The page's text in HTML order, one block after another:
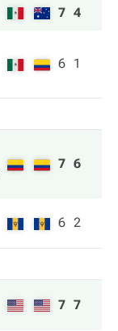
7 4
6 1
7 6
6 2
7 7